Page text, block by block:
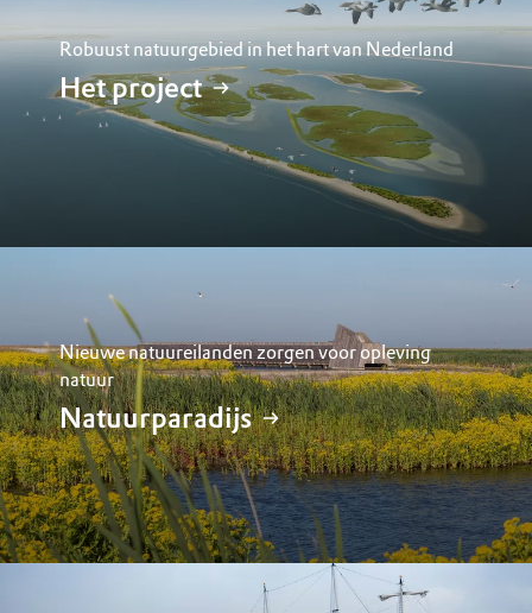
Robuust natuurgebied in het hart van Nederland
Het project
Nieuwe natuureilanden zorgen voor opleving
natuur
Natuurparadijs